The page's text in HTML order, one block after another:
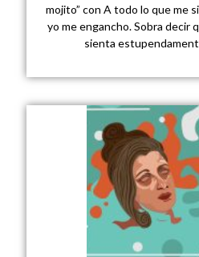
mojito” con A todo lo que me
yo me engancho. Sobra decir
sienta